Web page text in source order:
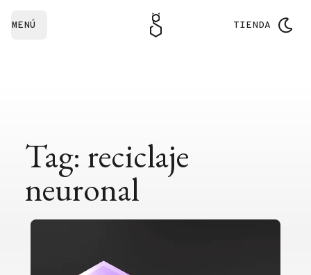
MENÚ TIENDA
Tag: reciclaje
neuronal